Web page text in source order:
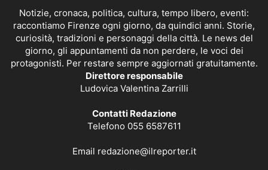
Notizie, cronaca, politica, cultura, tempo libero, eventi:
raccontiamo Firenze ogni giorno, da quindici anni. Storie,
curiosità, tradizioni e personaggi della città. Le news del
giorno, gli appuntamenti da non perdere, le voci dei
protagonisti. Per restare sempre aggiornati gratuitamente.
Direttore responsabile
Ludovica Valentina Zarrilli
Contatti Redazione
Telefono 055 6587611
Email redazione@ilreporter.it